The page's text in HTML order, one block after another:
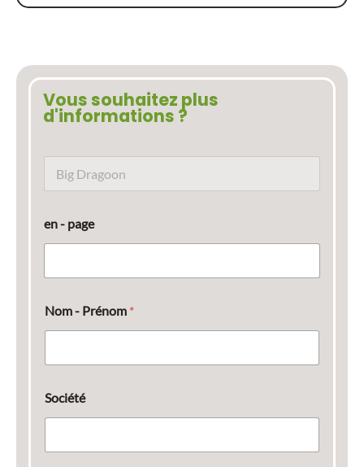
Vous souhaitez plus
d'informations ?
m
u
p
u
i
t
en - page
Nom - Prénom *
Société